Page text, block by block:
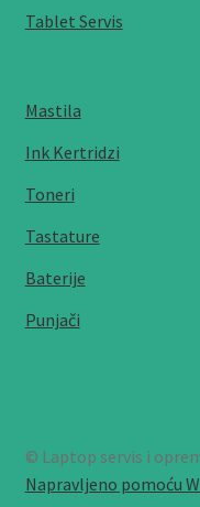
Tablet Servis
Mastila
Ink Kertridzi
Toneri
Tastature
Baterije
Punjači
© Laptop servis i
Napravljeno pomoću